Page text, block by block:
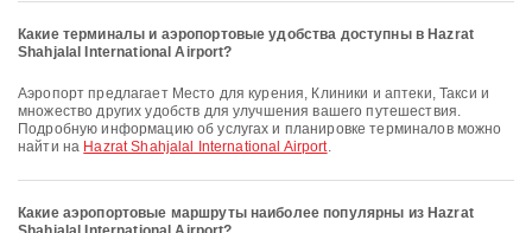
Какие терминалы и аэропортовые удобства доступны в Hazrat
Shahjalal International Airport?
Аэропорт предлагает Место для курения, Клиники и аптеки, Такси и
множество других удобств для улучшения вашего путешествия.
Подробную информацию об услугах и планировке терминалов можно
найти на Hazrat Shahjalal International Airport.
Какие аэропортовые маршруты наиболее популярны из Hazrat